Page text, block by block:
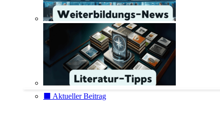
⬛️ Aktueller Beitrag